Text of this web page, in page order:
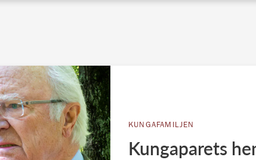
KUNGAFAMILJEN
Kungaparets